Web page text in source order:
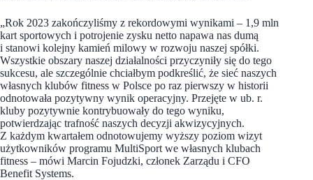
„Rok 2023 zakończyliśmy z rekordowymi wynikami – 1,9 mln
kart sportowych i potrojenie zysku netto napawa nas dumą
i stanowi kolejny kamień milowy w rozwoju naszej spółki.
Wszystkie obszary naszej działalności przyczyniły się do tego
sukcesu, ale szczególnie chciałbym podkreślić, że sieć naszych
własnych klubów fitness w Polsce po raz pierwszy w historii
odnotowała pozytywny wynik operacyjny. Przejęte w ub. r.
kluby pozytywnie kontrybuowały do tego wyniku,
potwierdzając trafność naszych decyzji akwizycyjnych.
Z każdym kwartałem odnotowujemy wyższy poziom wizyt
użytkowników programu MultiSport we własnych klubach
fitness – mówi Marcin Fojudzki, członek Zarządu i CFO
Benefit Systems.